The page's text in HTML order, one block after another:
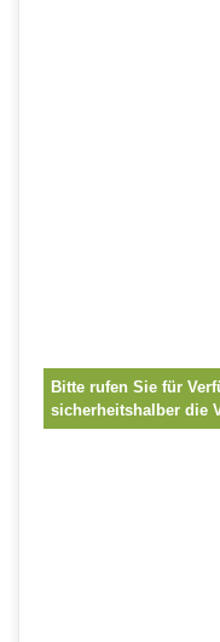
Bitte rufen Sie für
sicherheitshalber die